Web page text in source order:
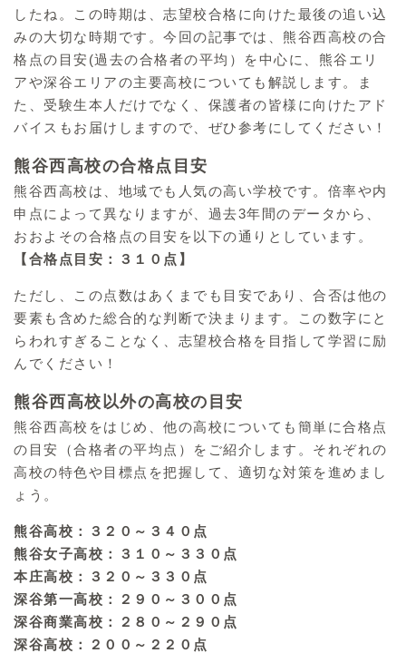
したね。この時期は、志望校合格に向けた最後の追い込
みの大切な時期です。今回の記事では、熊谷西高校の合
格点の目安(過去の合格者の平均）を中心に、熊谷エリ
アや深谷エリアの主要高校についても解説します。ま
た、受験生本人だけでなく、保護者の皆様に向けたアド
バイスもお届けしますので、ぜひ参考にしてください！
熊谷西高校の合格点目安
熊谷西高校は、地域でも人気の高い学校です。倍率や内
申点によって異なりますが、過去3年間のデータから、
おおよその合格点の目安を以下の通りとしています。
【合格点目安：３１０点】
ただし、この点数はあくまでも目安であり、合否は他の
要素も含めた総合的な判断で決まります。この数字にと
らわれすぎることなく、志望校合格を目指して学習に励
んでください！
熊谷西高校以外の高校の目安
熊谷西高校をはじめ、他の高校についても簡単に合格点
の目安（合格者の平均点）をご紹介します。それぞれの
高校の特色や目標点を把握して、適切な対策を進めまし
ょう。
熊谷高校：３２０～３４０点
熊谷女子高校：３１０～３３０点
本庄高校：３２０～３３０点
深谷第一高校：２９０～３００点
深谷商業高校：２８０～２９０点
深谷高校：２００～２２０点